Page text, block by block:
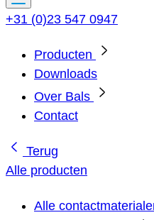
+31 (0)23 547 0947
Producten
Downloads
Over Bals
Contact
Terug
Alle producten
Alle